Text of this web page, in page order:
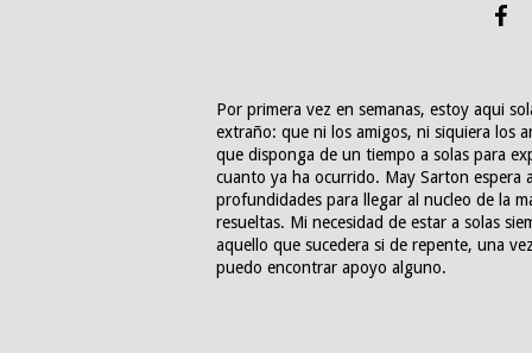
Por primera vez en semanas, estoy aqui
extraño: que ni los amigos, ni siquiera los
que disponga de un tiempo a solas para
cuanto ya ha ocurrido. May Sarton espera
profundidades para llegar al nucleo de la
resueltas. Mi necesidad de estar a solas
aquello que sucedera si de repente, una
puedo encontrar apoyo alguno.